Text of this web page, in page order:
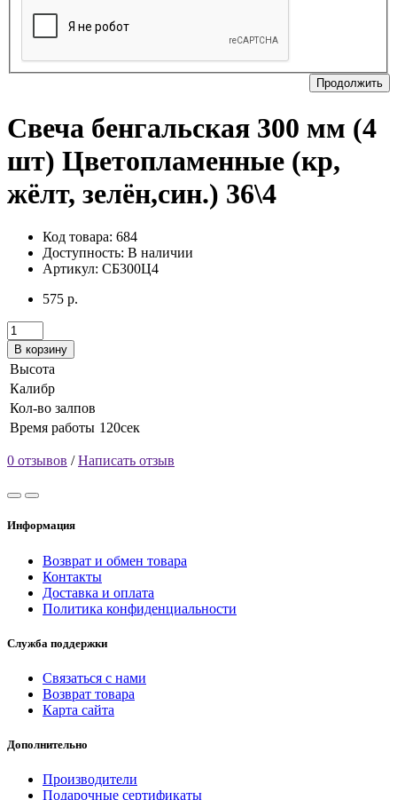
Продолжить
Свеча бенгальская 300 мм (4
шт) Цветопламенные (кр,
жёлт, зелён,син.) 36\4
Код товара: 684
Доступность: В наличии
Артикул: СБ300Ц4
575 р.
В корзину
Высота
Калибр
Кол-во залпов
Время работы 120сек
0 отзывов /Написать отзыв
Информация
Возврат и обмен товара
Контакты
Доставка и оплата
Политика конфиденциальности
Служба поддержки
Связаться с нами
Возврат товара
Карта сайта
Дополнительно
Производители
Подарочные сертификаты